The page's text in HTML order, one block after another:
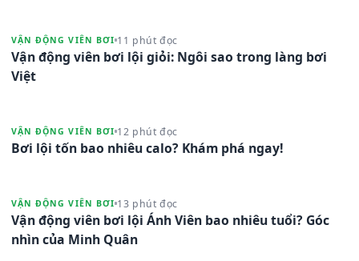
VẬN ĐỘNG VIÊN BƠI 11 phút đọc
Vận động viên bơi lội giỏi: Ngôi sao trong làng bơi
Việt
VẬN ĐỘNG VIÊN BƠI 12 phút đọc
Bơi lội tốn bao nhiêu calo? Khám phá ngay!
VẬN ĐỘNG VIÊN BƠI 13 phút đọc
Vận động viên bơi lội Ánh Viên bao nhiêu tuổi? Góc
nhìn của Minh Quân